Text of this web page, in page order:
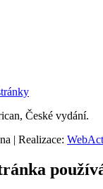
České vydání.
| Realizace: